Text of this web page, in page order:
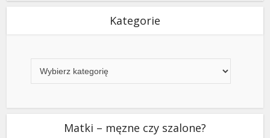
Kategorie
Matki – męzne czy szalone?